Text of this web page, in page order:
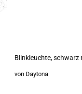
Blinkleuchte,
von Daytona